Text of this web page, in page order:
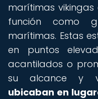
marítimas
función como
marítimas. Estas
en puntos
acantilados o
su alcance y
ubicaban en